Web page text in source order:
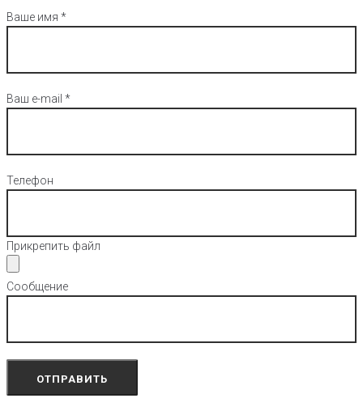
Ваше имя *
Ваш e-mail *
Телефон
Прикрепить файл
Сообщение